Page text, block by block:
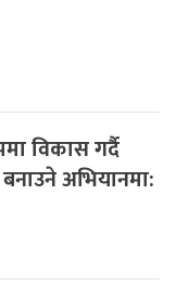
विकास गर्दै
अभियानमा: